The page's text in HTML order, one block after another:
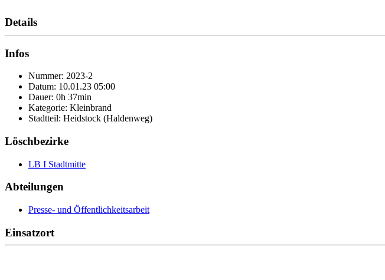
Details
Infos
Nummer: 2023-2
Datum: 10.01.23 05:00
Dauer: 0h 37min
Kategorie: Kleinbrand
Stadtteil: Heidstock (Haldenweg)
Löschbezirke
LB I Stadtmitte
Abteilungen
Presse- und Öffentlichkeitsarbeit
Einsatzort